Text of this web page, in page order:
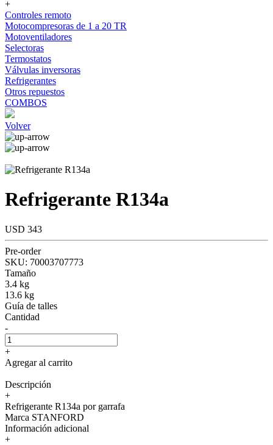
+
Controles remoto
Motocompresoras de 1 a 20 TR
Motoventiladores
Selectoras
Termostatos
Válvulas inversoras
Refrigerantes
Otros repuestos
COMBOS
Volver
Refrigerante R134a
USD 343
Pre-order
SKU: 70003707773
Tamaño
3.4 kg
13.6 kg
Guía de talles
Cantidad
-
+
Agregar al carrito
Descripción
+
Refrigerante R134a por garrafa
Marca STANFORD
Información adicional
+